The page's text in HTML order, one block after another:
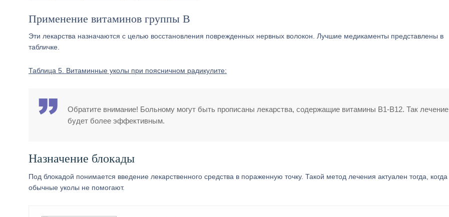
Применение витаминов группы B
Эти лекарства назначаются с целью восстановления поврежденных нервных волокон. Лучшие медикаменты представлены в
табличке.
Таблица 5. Витаминные уколы при поясничном радикулите:
Обратите внимание! Больному могут быть прописаны лекарства, содержащие витамины B1-B12. Так лечение
будет более эффективным.
Назначение блокады
Под блокадой понимается введение лекарственного средства в пораженную точку. Такой метод лечения актуален тогда, когда
обычные уколы не помогают.